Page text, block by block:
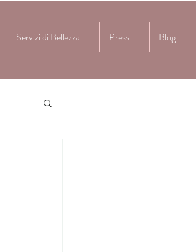
Servizi di Bellezza Press Blog